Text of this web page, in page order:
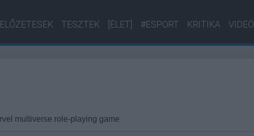
ELŐZETESEK TESZTEK [ÉLET] #ESPORT KRITIKA VIDEÓ